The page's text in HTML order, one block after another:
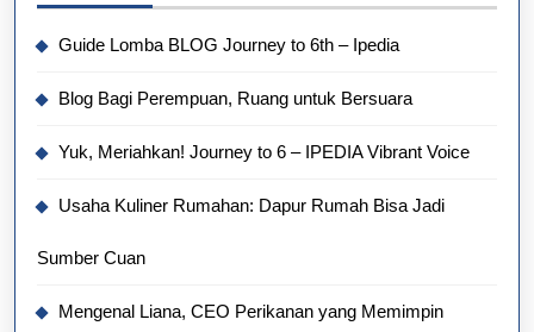
Guide Lomba BLOG Journey to 6th – Ipedia
Blog Bagi Perempuan, Ruang untuk Bersuara
Yuk, Meriahkan! Journey to 6 – IPEDIA Vibrant Voice
Usaha Kuliner Rumahan: Dapur Rumah Bisa Jadi
Sumber Cuan
Mengenal Liana, CEO Perikanan yang Memimpin